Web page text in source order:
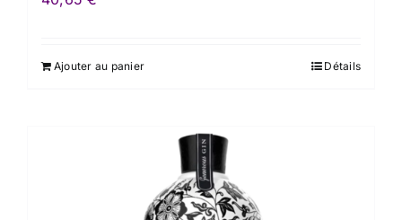
Ajouter au panier Détails